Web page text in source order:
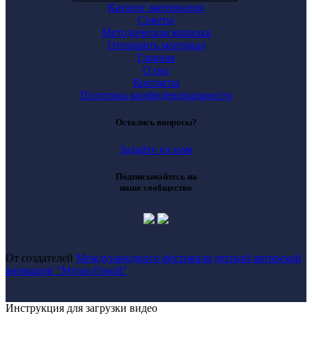
Каталог материалов
Советы
Методическая копилка
Отправить материал
Главная
О нас
Контакты
Политика конфиденциальности
Остались вопросы?
Задайте их нам
Подписывайтесь на
наше сообщество
От создателей Международного фестиваля детской авторской
анимации "Мульт-Горой"
Инструкция для загрузки видео